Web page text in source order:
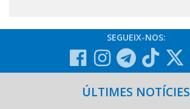
SEGUEIX-NOS:
ÚLTIMES NOTÍCIES